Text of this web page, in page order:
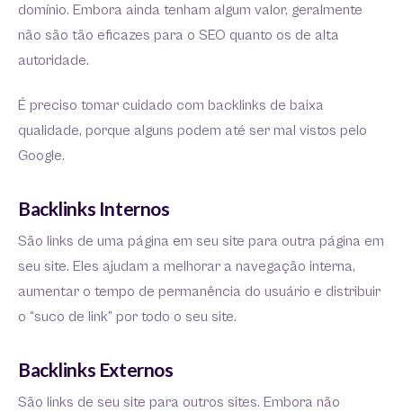
domínio. Embora ainda tenham algum valor, geralmente
não são tão eficazes para o SEO quanto os de alta
autoridade.
É preciso tomar cuidado com backlinks de baixa
qualidade, porque alguns podem até ser mal vistos pelo
Google.
Backlinks Internos
São links de uma página em seu site para outra página em
seu site. Eles ajudam a melhorar a navegação interna,
aumentar o tempo de permanência do usuário e distribuir
o “suco de link” por todo o seu site.
Backlinks Externos
São links de seu site para outros sites. Embora não